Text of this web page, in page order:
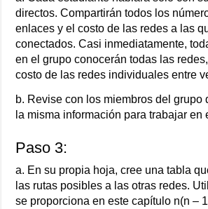
directos. Compartirán todos los
enlaces y el costo de las redes a las
conectados. Casi inmediatamente,
en el grupo conocerán todas las
costo de las redes individuales entre
b. Revise con los miembros del grupo
la misma información para trabajar en
Paso 3:
a. En su propia hoja, cree una tabla
las rutas posibles a las otras redes.
se proporciona en este capítulo n(n –